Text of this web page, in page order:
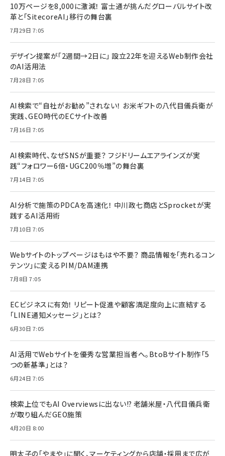
10万ページを8,000に激減！ 富士通が挑んだグローバルサイト改
革と「SitecoreAI」移行の舞台裏
7月29日 7:05
デザイン提案が「2週間→2日に」 設立22年を迎えるWeb制作会社
のAI活用法
7月28日 7:05
AI検索で“自社がお勧め”されない！ お米ギフトの八代目儀兵衛が
実践、GEO時代のECサイト改善
7月16日 7:05
AI検索時代、なぜSNSが重要？ フジドリームエアラインズが実
践“フォロワー6倍・UGC200％増”の舞台裏
7月14日 7:05
AI分析で施策のPDCAを高速化！ 中川政七商店とSprocketが実
践するAI活用術
7月10日 7:05
Webサイトのトップページはもはや不要？ 商品情報を「売れるコン
テンツ」に変えるPIM/DAM連携
7月8日 7:05
ECビジネスに有効！ リピート促進や顧客満足度向上に直結する
「LINE通知メッセージ」とは？
6月30日 7:05
AI活用でWebサイトを優秀な営業担当者へ。BtoBサイト制作「5
つの新基準」とは？
6月24日 7:05
検索上位でもAI Overviewsに出ない!? 老舗米屋・八代目儀兵衛
が取り組んだGEO施策
4月20日 8:00
明太子の「やまや」に聞く、マーケティングから店舗・採用まで広が